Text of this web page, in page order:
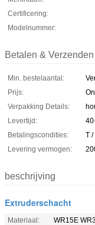
Certificering:
Modelnummer:
Betalen &
Min. bestelaantal:
Prijs:
Verpakking Details:
Levertijd:
Betalingscondities:
T /
Levering vermogen:
beschrijving
Extruderschacht
Materiaal:
WR15E